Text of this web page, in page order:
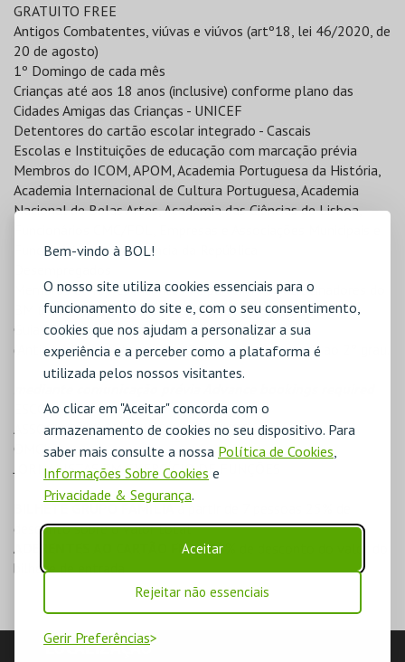
Bem-vindo à BOL!
O nosso site utiliza cookies essenciais para o
funcionamento do site e, com o seu consentimento,
cookies que nos ajudam a personalizar a sua
experiência e a perceber como a plataforma é
utilizada pelos nossos visitantes.
Ao clicar em "Aceitar" concorda com o
armazenamento de cookies no seu dispositivo. Para
saber mais consulte a nossa Política de Cookies
Informações Sobre Cookies e
Privacidade & Segurança.
Aceitar
Rejeitar não essenciais
Gerir Preferências
GRATUITO FREE
Antigos Combatentes, viúvas e viúvos (artº18, lei 46/2020, de
20 de agosto)
1º Domingo de cada mês
Crianças até aos 18 anos (inclusive) conforme plano das
Cidades Amigas das Crianças - UNICEF
Detentores do cartão escolar integrado - Cascais
Escolas e Instituições de educação com marcação prévia
Membros do ICOM, APOM, Academia Portuguesa da História,
Academia Internacional de Cultura Portuguesa, Academia
Nacional de Belas Artes, Academia das Ciências de Lisboa,
Funcionários da Presidência da República.
Membros ou representantes de parceiros e patrocinadores do
BM (incluindo Museu da Presidência)
Guias Turísticos credenciados.
(Antigos) Presidentes da República e familiares até ao 2º grau.
ESCOLAS
ASSOCIAÇÕES SEM FINS LUCRATIVOS
OMG's
JORNALISTAS EM EXERCÍCIO DE FUNÇÕES
BILHETE GRUPO FAMÍLIAa partir de 7 pessoas 25% de
desconto sobre o valor total
ADERENTES AO CARTÃO FNAC40% de desconto do valor do
bilhete de entrada
LOCALIZAÇÃO